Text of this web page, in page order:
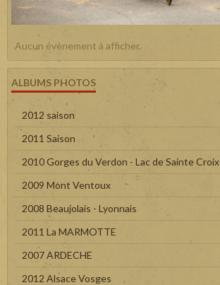
Aucun évènement à afficher.
ALBUMS PHOTOS
2012 saison
2011 Saison
2010 Gorges du Verdon - Lac de Sainte Croix
2009 Mont Ventoux
2008 Beaujolais - Lyonnais
2011 La MARMOTTE
2007 ARDECHE
2012 Alsace Vosges